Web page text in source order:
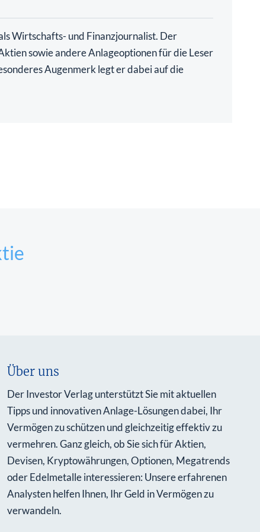
Wirtschafts- und Finanzjournalist. Der
sowie andere Anlageoptionen für die Leser
Augenmerk legt er dabei auf die
Über uns
Der Investor Verlag unterstützt Sie mit aktuellen
Tipps und innovativen Anlage-Lösungen dabei, Ihr
Vermögen zu schützen und gleichzeitig effektiv zu
vermehren. Ganz gleich, ob Sie sich für Aktien,
Devisen, Kryptowährungen, Optionen, Megatrends
oder Edelmetalle interessieren: Unsere erfahrenen
Analysten helfen Ihnen, Ihr Geld in Vermögen zu
verwandeln.